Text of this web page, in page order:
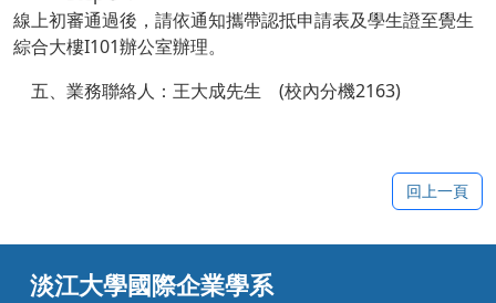
線上初審通過後，請依通知攜帶認抵申請表及學生證至覺生
綜合大樓I101辦公室辦理。
五、業務聯絡人：王大成先生 (校內分機2163)
回上一頁
淡江大學國際企業學系